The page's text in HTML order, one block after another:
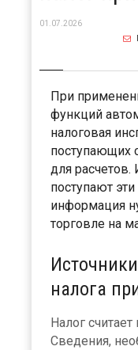
01.07.2026
При
функций
налоговая
поступающих
для расчетов.
поступают
информация
торговле на
налога
Налог считает
Сведения,